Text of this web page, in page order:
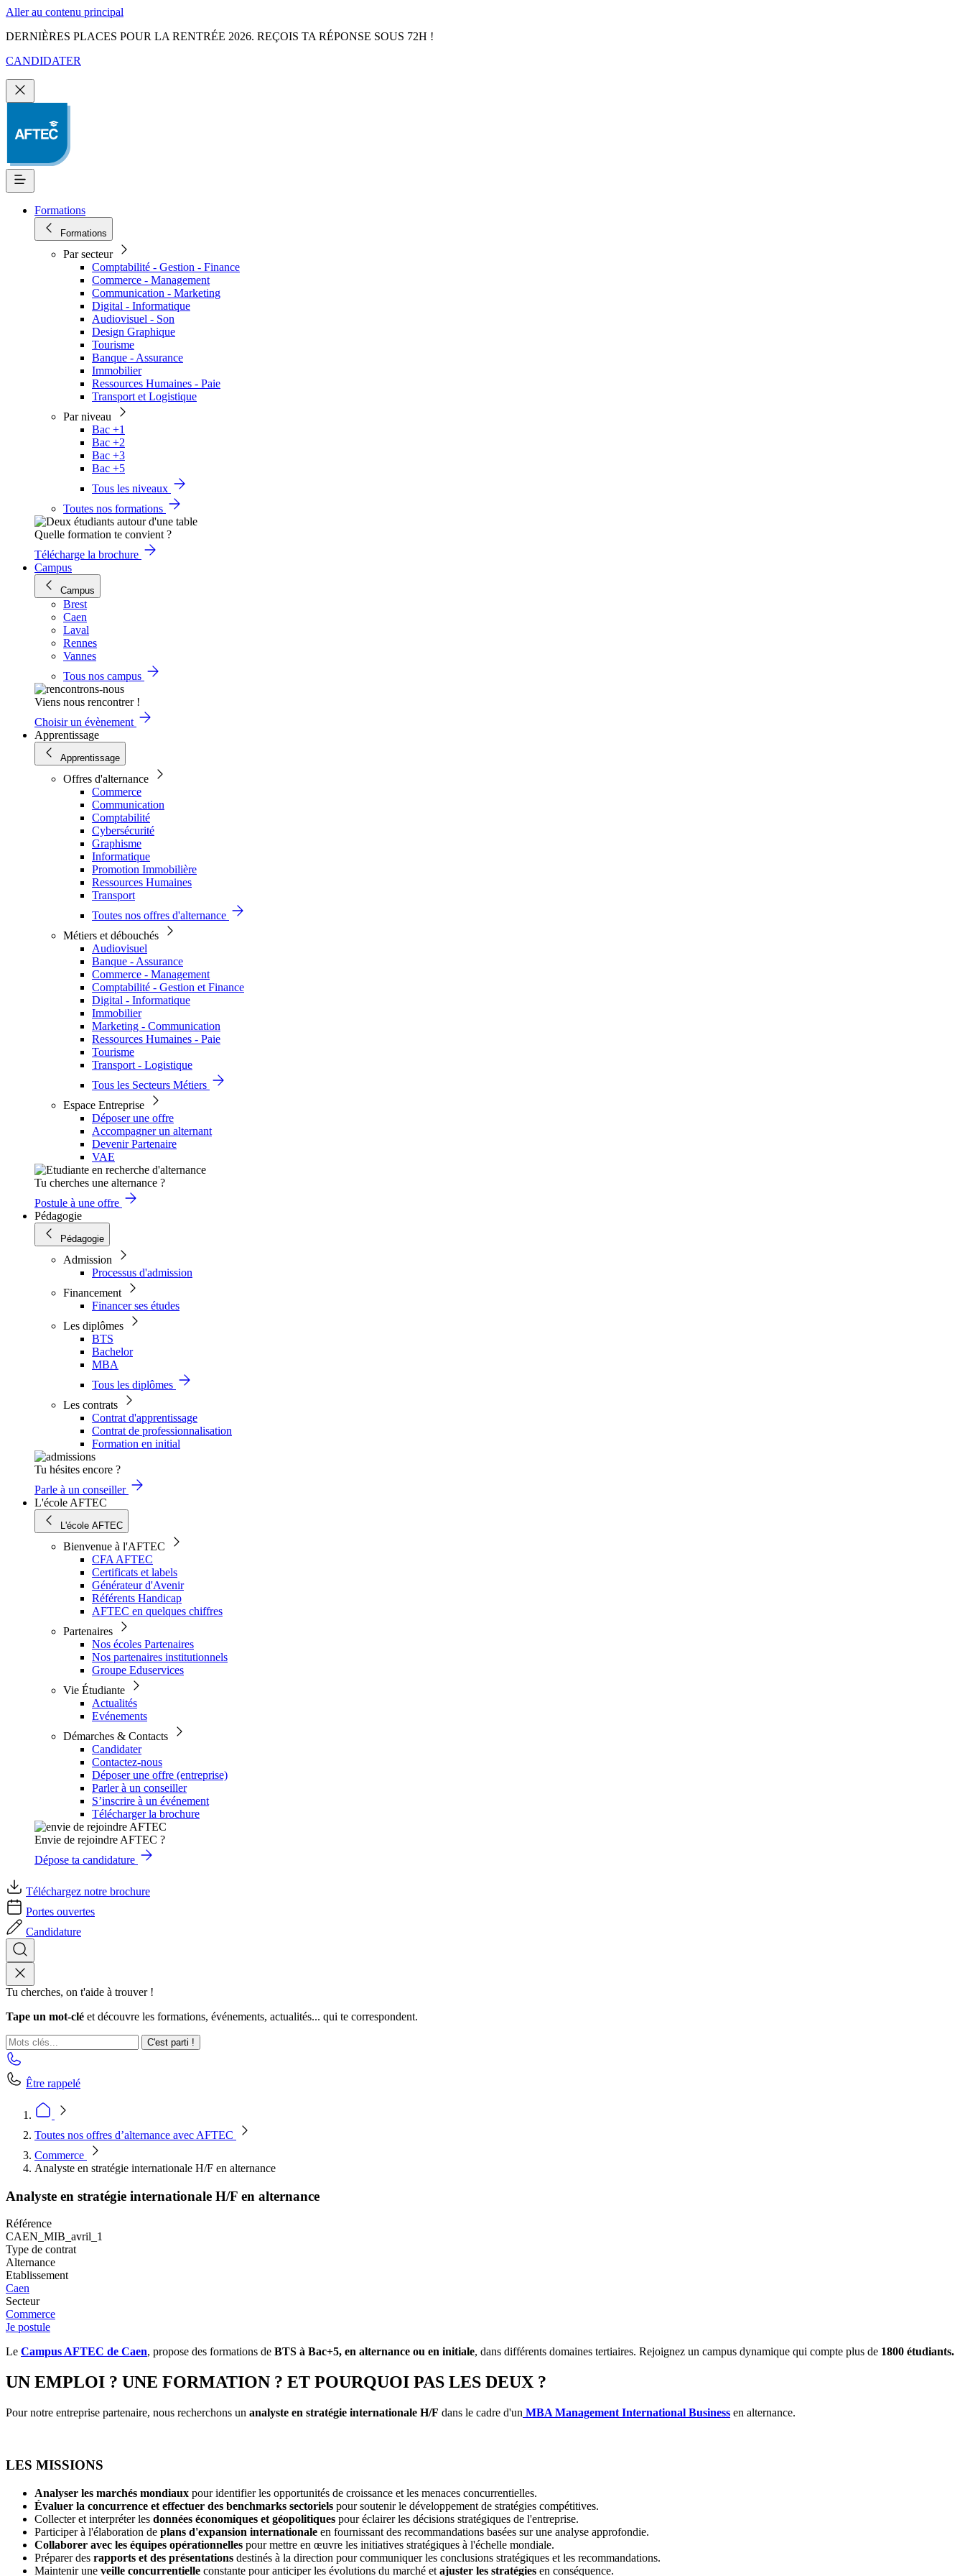
Aller au contenu principal
DERNIÈRES PLACES POUR LA RENTRÉE 2026. REÇOIS TA RÉPONSE SOUS 72H !
CANDIDATER
Formations
Formations
Par secteur
Comptabilité - Gestion - Finance
Commerce - Management
Communication - Marketing
Digital - Informatique
Audiovisuel - Son
Design Graphique
Tourisme
Banque - Assurance
Immobilier
Ressources Humaines - Paie
Transport et Logistique
Par niveau
Bac +1
Bac +2
Bac +3
Bac +5
Tous les niveaux
Toutes nos formations
Quelle formation te convient ?
Télécharge la brochure
Campus
Campus
Brest
Caen
Laval
Rennes
Vannes
Tous nos campus
Viens nous rencontrer !
Choisir un évènement
Apprentissage
Apprentissage
Offres d'alternance
Commerce
Communication
Comptabilité
Cybersécurité
Graphisme
Informatique
Promotion Immobilière
Ressources Humaines
Transport
Toutes nos offres d'alternance
Métiers et débouchés
Audiovisuel
Banque - Assurance
Commerce - Management
Comptabilité - Gestion et Finance
Digital - Informatique
Immobilier
Marketing - Communication
Ressources Humaines - Paie
Tourisme
Transport - Logistique
Tous les Secteurs Métiers
Espace Entreprise
Déposer une offre
Accompagner un alternant
Devenir Partenaire
VAE
Tu cherches une alternance ?
Postule à une offre
Pédagogie
Pédagogie
Admission
Processus d'admission
Financement
Financer ses études
Les diplômes
BTS
Bachelor
MBA
Tous les diplômes
Les contrats
Contrat d'apprentissage
Contrat de professionnalisation
Formation en initial
Tu hésites encore ?
Parle à un conseiller
L'école AFTEC
L'école AFTEC
Bienvenue à l'AFTEC
CFA AFTEC
Certificats et labels
Générateur d'Avenir
Référents Handicap
AFTEC en quelques chiffres
Partenaires
Nos écoles Partenaires
Nos partenaires institutionnels
Groupe Eduservices
Vie Étudiante
Actualités
Evénements
Démarches & Contacts
Candidater
Contactez-nous
Déposer une offre (entreprise)
Parler à un conseiller
S’inscrire à un événement
Télécharger la brochure
Envie de rejoindre AFTEC ?
Dépose ta candidature
Téléchargez notre brochure
Portes ouvertes
Candidature
Tu cherches, on t'aide à trouver !
Tape un mot-clé et découvre les formations, événements, actualités... qui te correspondent.
C'est parti !
Être rappelé
Toutes nos offres d’alternance avec AFTEC
Commerce
Analyste en stratégie internationale H/F en alternance
Analyste en stratégie internationale H/F en alternance
Référence
CAEN_MIB_avril_1
Type de contrat
Alternance
Etablissement
Caen
Secteur
Commerce
Je postule
Le Campus AFTEC de Caen, propose des formations de BTS à Bac+5, en alternance ou en initiale, dans différents domaines tertiaires. Rejoignez un campus dynamique qui compte plus de 1800 étudiants.
UN EMPLOI ? UNE FORMATION ? ET POURQUOI PAS LES DEUX ?
Pour notre entreprise partenaire, nous recherchons un analyste en stratégie internationale H/F dans le cadre d'un MBA Management International Business en alternance.
LES MISSIONS
Analyser les marchés mondiaux pour identifier les opportunités de croissance et les menaces concurrentielles.
Évaluer la concurrence et effectuer des benchmarks sectoriels pour soutenir le développement de stratégies compétitives.
Collecter et interpréter les données économiques et géopolitiques pour éclairer les décisions stratégiques de l'entreprise.
Participer à l'élaboration de plans d'expansion internationale en fournissant des recommandations basées sur une analyse approfondie.
Collaborer avec les équipes opérationnelles pour mettre en œuvre les initiatives stratégiques à l'échelle mondiale.
Préparer des rapports et des présentations destinés à la direction pour communiquer les conclusions stratégiques et les recommandations.
Maintenir une veille concurrentielle constante pour anticiper les évolutions du marché et ajuster les stratégies en conséquence.